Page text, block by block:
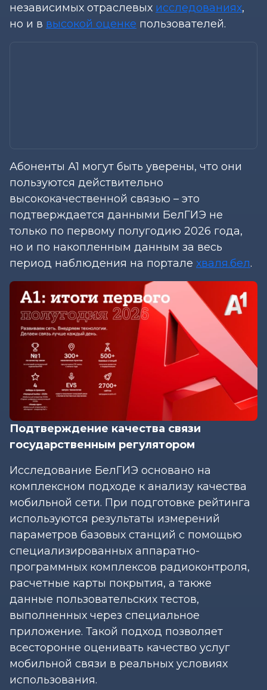
независимых отраслевых исследованиях,
но и в высокой оценке пользователей.
Абоненты А1 могут быть уверены, что они
пользуются действительно
высококачественной связью – это
подтверждается данными БелГИЭ не
только по первому полугодию 2026 года,
но и по накопленным данным за весь
период наблюдения на портале хваля.бел.
Подтверждение качества связи
государственным регулятором
Исследование БелГИЭ основано на
комплексном подходе к анализу качества
мобильной сети. При подготовке рейтинга
используются результаты измерений
параметров базовых станций с помощью
специализированных аппаратно-
программных комплексов радиоконтроля,
расчетные карты покрытия, а также
данные пользовательских тестов,
выполненных через специальное
приложение. Такой подход позволяет
всесторонне оценивать качество услуг
мобильной связи в реальных условиях
использования.